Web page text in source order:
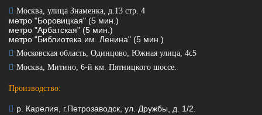
Москва, улица Знаменка, д.13 стр. 4
метро "Боровицкая" (5 мин.)
метро "Арбатская" (5 мин.)
метро "Библиотека им. Ленина" (5 мин.)
Московская область, Одинцово, Южная улица, 4с5
Москва, Митино, 6-й км. Пятницкого шоссе.
Производство:
р. Карелия, г.Петрозаводск, ул. Дружбы, д. 1/2.